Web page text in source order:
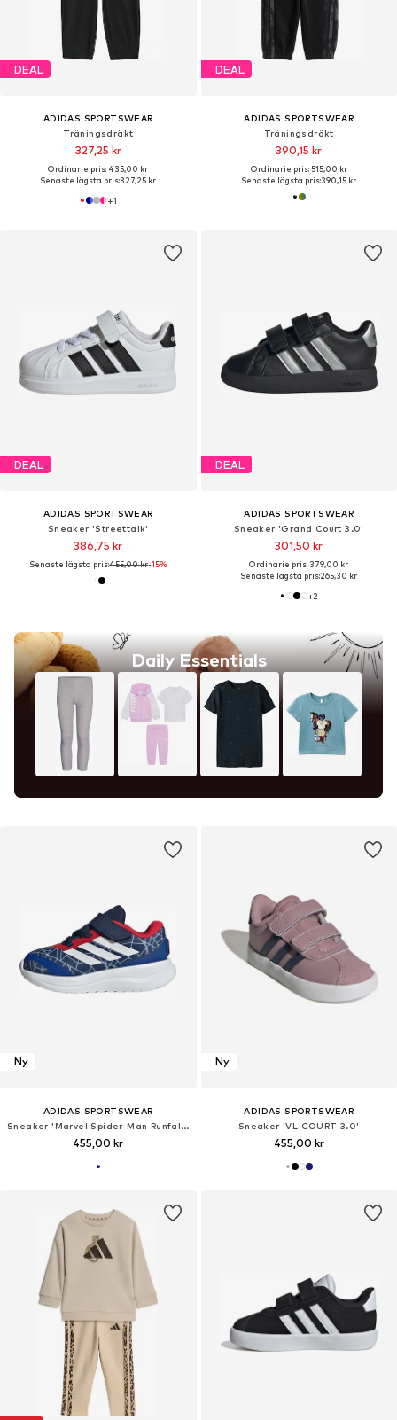
DEAL
ADIDAS SPORTSWEAR
Träningsdräkt
327,25 kr
Ordinarie pris: 435,00 kr
Senaste lägsta pris:327,25 kr
+1
DEAL
ADIDAS SPORTSWEAR
Träningsdräkt
390,15 kr
Ordinarie pris: 515,00 kr
Senaste lägsta pris:390,15 kr
DEAL
ADIDAS SPORTSWEAR
Sneaker 'Streettalk'
386,75 kr
Senaste lägsta pris:455,00 kr-15%
Daily Essentials
DEAL
ADIDAS SPORTSWEAR
Sneaker 'Grand Court 3.0'
301,50 kr
Ordinarie pris: 379,00 kr
Senaste lägsta pris:265,30 kr
+2
Ny
ADIDAS SPORTSWEAR
Sneaker 'Marvel Spider-Man Runfalcon 6'
455,00 kr
Ny
ADIDAS SPORTSWEAR
Sneaker 'VL COURT 3.0'
455,00 kr